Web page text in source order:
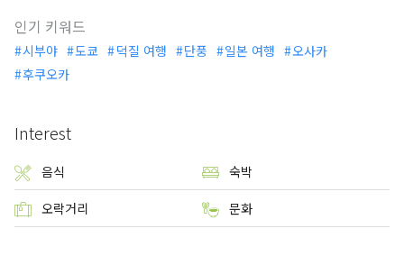
인기 키워드
시부야 도쿄 덕질 여행 단풍 일본 여행
오사카
후쿠오카
Interest
음식 숙박
오락거리 문화